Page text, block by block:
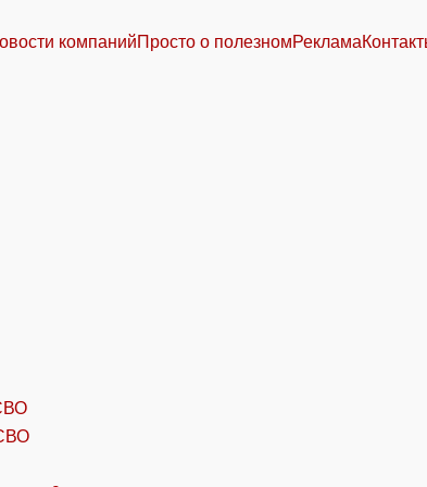
компанийПросто о полезномРеклама